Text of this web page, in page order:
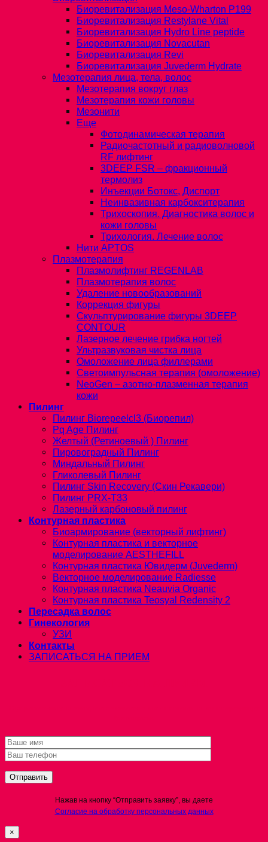
Биоревитализация Meso-Wharton P199
Биоревитализация Restylane Vital
Биоревитализация Hydro Line peptide
Биоревитализация Novacutan
Биоревитализация Revi
Биоревитализация Juvederm Hydrate
Мезотерапия лица, тела, волос
Мезотерапия вокруг глаз
Мезотерапия кожи головы
Мезонити
Еще
Фотодинамическая терапия
Радиочастотный и радиоволновой
RF лифтинг
3DEEP FSR – фракционный
термолиз
Инъекции Ботокс, Диспорт
Неинвазивная карбокситерапия
Трихоскопия. Диагностика волос и
кожи головы
Трихология. Лечение волос
Нити APTOS
Плазмотерапия
Плазмолифтинг REGENLAB
Плазмотерапия волос
Удаление новообразований
Коррекция фигуры
Скульптурирование фигуры 3DEEP
CONTOUR
Лазерное лечение грибка ногтей
Ультразвуковая чистка лица
Омоложение лица филлерами
Светоимпульсная терапия (омоложение)
NeoGen – азотно-плазменная терапия
кожи
Пилинг
Пилинг Biorepeelcl3 (Биорепил)
Pq Age Пилинг
Желтый (Ретиноевый ) Пилинг
Пировоградный Пилинг
Миндальный Пилинг
Гликолевый Пилинг
Пилинг Skin Recovery (Скин Рекавери)
Пилинг PRX-T33
Лазерный карбоновый пилинг
Контурная пластика
Биоармирование (векторный лифтинг)
Контурная пластика и векторное
моделирование AESTHEFILL
Контурная пластика Ювидерм (Juvederm)
Векторное моделирование Radiesse
Контурная пластика Neauvia Organic
Контурная пластика Teosyal Redensity 2
Пересадка волос
Гинекология
УЗИ
Контакты
ЗАПИСАТЬСЯ НА ПРИЕМ
Нажав на кнопку “Отправить заявку”, вы даете
Согласие на обработку персональных данных
×